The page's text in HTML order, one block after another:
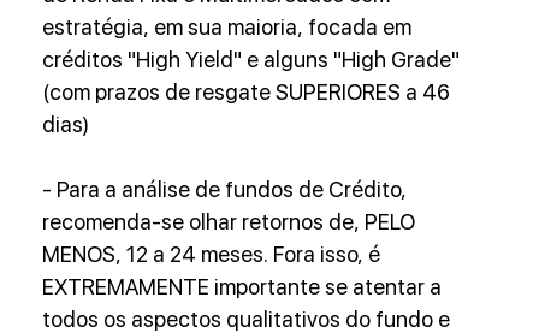
estratégia, em sua maioria, focada em
créditos "High Yield" e alguns "High Grade"
(com prazos de resgate SUPERIORES a 46
dias)
- Para a análise de fundos de Crédito,
recomenda-se olhar retornos de, PELO
MENOS, 12 a 24 meses. Fora isso, é
EXTREMAMENTE importante se atentar a
todos os aspectos qualitativos do fundo e